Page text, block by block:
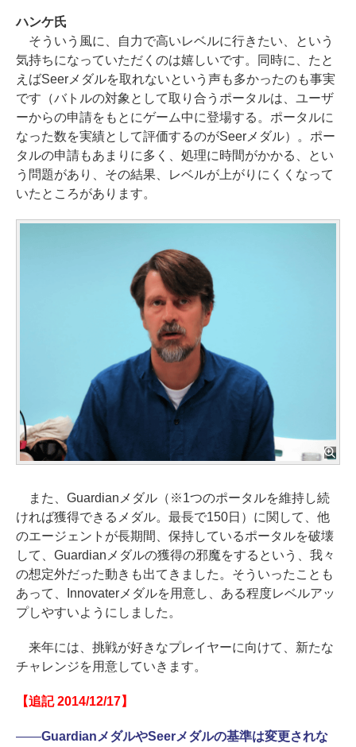
ハンケ氏
そういう風に、自力で高いレベルに行きたい、という
気持ちになっていただくのは嬉しいです。同時に、たと
えばSeerメダルを取れないという声も多かったのも事実
です（バトルの対象として取り合うポータルは、ユーザ
ーからの申請をもとにゲーム中に登場する。ポータルに
なった数を実績として評価するのがSeerメダル）。ポー
タルの申請もあまりに多く、処理に時間がかかる、とい
う問題があり、その結果、レベルが上がりにくくなって
いたところがあります。
また、Guardianメダル（※1つのポータルを維持し続
ければ獲得できるメダル。最長で150日）に関して、他
のエージェントが長期間、保持しているポータルを破壊
して、Guardianメダルの獲得の邪魔をするという、我々
の想定外だった動きも出てきました。そういったことも
あって、Innovaterメダルを用意し、ある程度レベルアッ
プしやすいようにしました。
来年には、挑戦が好きなプレイヤーに向けて、新たな
チャレンジを用意していきます。
【追記 2014/12/17】
――GuardianメダルやSeerメダルの基準は変更されな